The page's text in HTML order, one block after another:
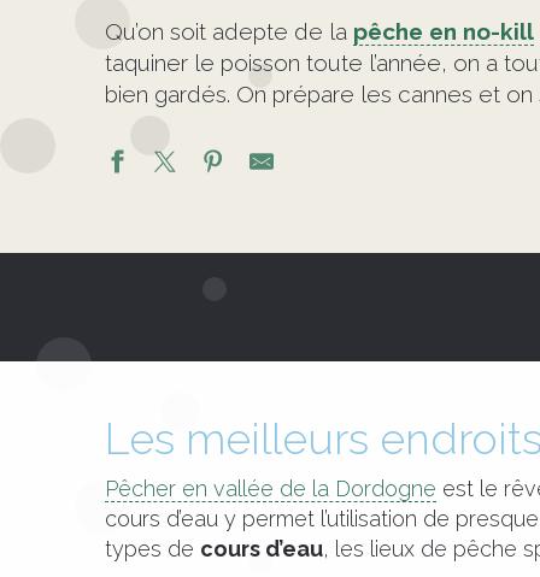
Qu’on soit adepte de la pêche en no-kill
taquiner le poisson toute l’année, on a
bien gardés. On prépare les cannes et
Les meilleurs
Pêcher en vallée de la Dordogne est le
cours d’eau y permet l’utilisation de
types de cours d’eau, les lieux de pêche